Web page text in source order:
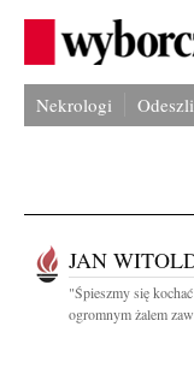
Nekrologi Odeszli
JAN
"Śpieszmy się
ogromnym żalem